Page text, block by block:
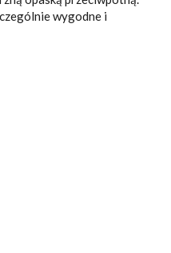
wygodne i